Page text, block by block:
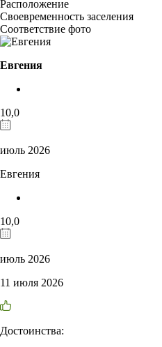
Расположение
Своевременность заселения
Соответствие фото
Евгения
10,0
июль 2026
Евгения
10,0
июль 2026
11 июля 2026
Достоинства: